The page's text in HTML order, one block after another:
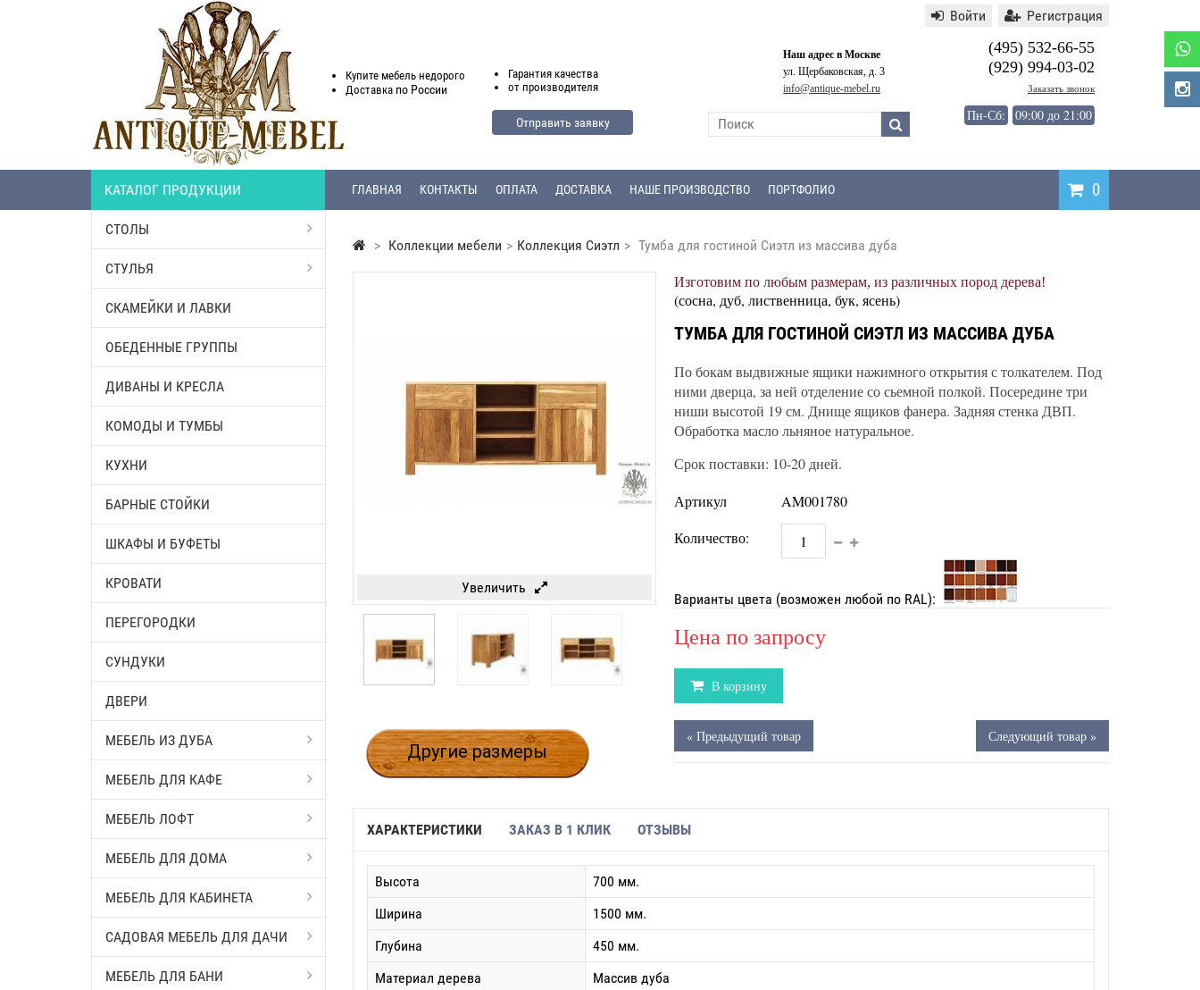
Купите мебель недорого
Доставка по России
Гарантия качества
от производителя
Отправить заявку
Наш адрес в Москве
ул. Щербаковская, д. 3
info@antique-mebel.ru
(495) 532-66-55
(929) 994-03-02
Заказать звонок
Пн-Сб: 09:00 до 21:00
Войти Регистрация
КАТАЛОГ ПРОДУКЦИИ 0
ГЛАВНАЯ КОНТАКТЫ ОПЛАТА ДОСТАВКА НАШЕ ПРОИЗВОДСТВО ПОРТФОЛИО
СТОЛЫ
СТУЛЬЯ
СКАМЕЙКИ И ЛАВКИ
ОБЕДЕННЫЕ ГРУППЫ
ДИВАНЫ И КРЕСЛА
КОМОДЫ И ТУМБЫ
КУХНИ
БАРНЫЕ СТОЙКИ
ШКАФЫ И БУФЕТЫ
КРОВАТИ
ПЕРЕГОРОДКИ
СУНДУКИ
ДВЕРИ
МЕБЕЛЬ ИЗ ДУБА
МЕБЕЛЬ ДЛЯ КАФЕ
МЕБЕЛЬ ЛОФТ
МЕБЕЛЬ ДЛЯ ДОМА
МЕБЕЛЬ ДЛЯ КАБИНЕТА
САДОВАЯ МЕБЕЛЬ ДЛЯ ДАЧИ
МЕБЕЛЬ ДЛЯ БАНИ
> Коллекции мебели > Коллекция Сиэтл > Тумба для гостиной Сиэтл из массива дуба
Увеличить
Другие размеры
Изготовим по любым размерам, из различных пород дерева!
(сосна, дуб, лиственница, бук, ясень)
ТУМБА ДЛЯ ГОСТИНОЙ СИЭТЛ ИЗ МАССИВА ДУБА
По бокам выдвижные ящики нажимного открытия с толкателем. Под
ними дверца, за ней отделение со сьемной полкой. Посередине три
ниши высотой 19 см. Днище ящиков фанера. Задняя стенка ДВП.
Обработка масло льняное натуральное.
Срок поставки: 10-20 дней.
Артикул
AM001780
Количество:
Варианты цвета (возможен любой по RAL):
Цена по запросу
В корзину
« Предыдущий товар Следующий товар »
ХАРАКТЕРИСТИКИ ЗАКАЗ В 1 КЛИК ОТЗЫВЫ
Высота
700 мм.
Ширина
1500 мм.
Глубина
450 мм.
Материал дерева
Массив дуба